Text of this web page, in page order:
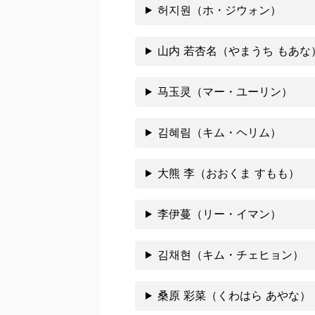
허지원（ホ・ジウォン）
山内 若杏名（やまうち もあな
马玉灵（マー・ユーリン）
김혜림（キム・ヘリム）
大熊 李（おおくま すもも）
李伊蔓（リー・イマン）
김채현（キム・チェヒョン）
桑原 彩菜（くわはら あやな）